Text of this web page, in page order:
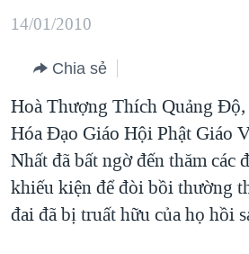
chính
hướng
chính
Đi
tới
"Tìm"
THẾ GIỚI
DIỄN ĐÀN
MỤC
TỰ DO BÁO CHÍ
VẠCH TRẦN TIN GIẢ
NGƯỜI VIỆT HẢI NGOẠI
CHUYÊN ĐỀ
CHIẾN TRANH THƯƠNG MẠI CỦA
TẠI
HÀNH TRÌNH BẦU CỬ 2024
HỌC TIẾNG ANH
VIDEO
14/01/2010
Chia sẻ
Hoà Thượng Thích Quảng
Hóa Đạo Giáo Hội Phật Giáo
Nhất đã bất ngờ đến thăm các
khiếu kiện để đòi bồi thường
đai đã bị truất hữu của họ hồi